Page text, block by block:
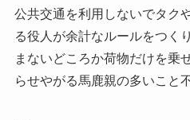
公共交通を利用しないでタク
る役人が余計なルールをつく
まないどころか荷物だけを乗
らせやがる馬鹿親の多いこと